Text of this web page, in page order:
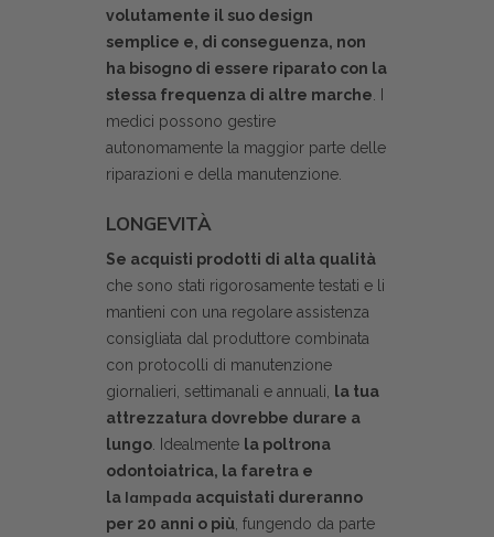
volutamente il suo design
semplice e, di conseguenza, non
ha bisogno di essere riparato con la
stessa frequenza di altre marche. I
medici possono gestire
autonomamente la maggior parte delle
riparazioni e della manutenzione.
LONGEVITÀ
Se acquisti prodotti di alta qualità
che sono stati rigorosamente testati e li
mantieni con una regolare assistenza
consigliata dal produttore combinata
con protocolli di manutenzione
giornalieri, settimanali e annuali, la tua
attrezzatura dovrebbe durare a
lungo. Idealmente la poltrona
odontoiatrica, la faretra e
la lampada acquistati dureranno
per 20 anni o più, fungendo da parte